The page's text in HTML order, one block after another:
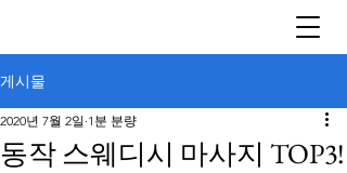
게시물
동작 스웨디시 마사지 TOP3!
2020년 7월 2일 1분 분량